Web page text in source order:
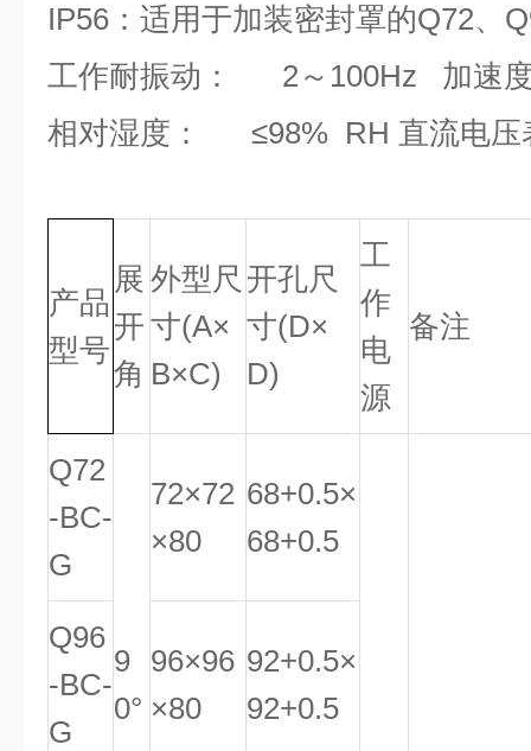
IP56：适用于加装密封罩的Q72、
工作耐振动： 2～100Hz 加速
相对湿度： ≤98% RH 直流电
产品
型号
展
开
角
外型尺
寸(A×
B×C)
开孔尺
寸(D×
D)
工
作
电
源
备注
Q72
-BC-
G
9
0°
72×72
×80
68+0.5×
68+0.5
Q96
-BC-
G
96×96
×80
92+0.5×
92+0.5